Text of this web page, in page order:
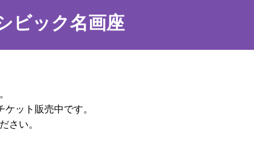
ビック名画座
ット販売中です。
さい。